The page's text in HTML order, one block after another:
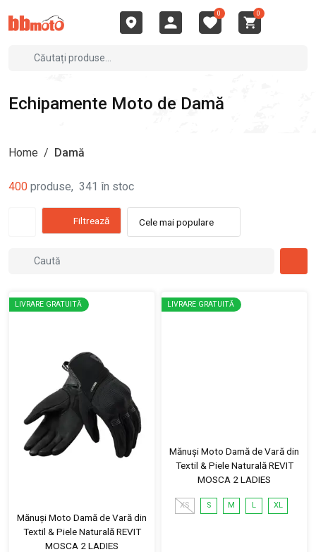
0 0
Echipamente Moto de Damă
Home / Damă
400 produse, 341 în stoc
Filtrează Cele mai populare
LIVRARE GRATUITĂ
Mănuși Moto Damă de Vară din
Textil & Piele Naturală REVIT
MOSCA 2 LADIES
LIVRARE GRATUITĂ
Mănuși Moto Damă de Vară din
Textil & Piele Naturală REVIT
MOSCA 2 LADIES
XS S M L XL